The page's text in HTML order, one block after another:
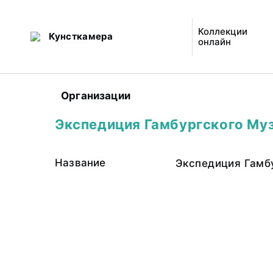
Кунсткамера
Коллекции
онлайн
Организации
Экспедиция Гамбургского
Название Экспедиция